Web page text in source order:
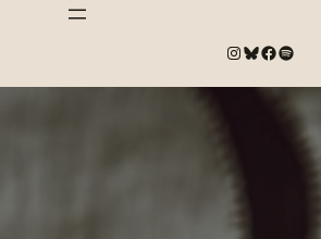
# Bluesky # Spotify